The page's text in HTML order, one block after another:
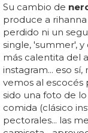
Su cambio de
produce a
perdido ni un
single, 'summer',
más calentita del
instagram... eso
vemos al escocés
sido una foto de
comida (clásico
pectorales... las